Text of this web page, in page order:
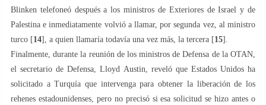
Blinken telefoneó después a los ministros de Exteriores de Israel y de
Palestina e inmediatamente volvió a llamar, por segunda vez, al ministro
turco [14], a quien llamaría todavía una vez más, la tercera [15].
Finalmente, durante la reunión de los ministros de Defensa de la OTAN,
el secretario de Defensa, Lloyd Austin, reveló que Estados Unidos ha
solicitado a Turquía que intervenga para obtener la liberación de los
rehenes estadounidenses, pero no precisó si esa solicitud se hizo antes o